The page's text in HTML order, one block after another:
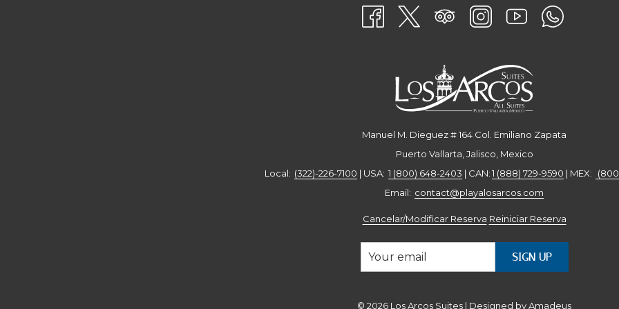
Manuel M. Dieguez # 164 Col. Emiliano Zapata
Puerto Vallarta, Jalisco, Mexico
Local: (322)-226-7100 | USA: 1 (800) 648-2403 | CAN:1 (888) 729-9590 | MEX:
Email: ​ contact@playalosarcos.com
Cancelar/Modificar Reserva Reiniciar Reserva
SIGN UP
© 2026 Los Arcos Suites | Designed byAmadeus